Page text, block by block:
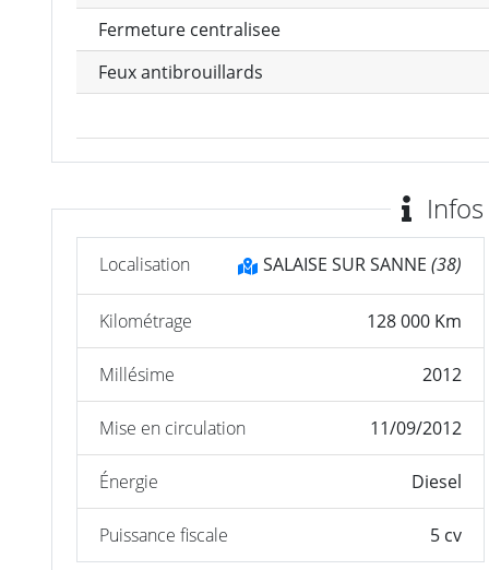
Fermeture centralisee
Feux antibrouillards
Localisation SALAISE SUR SANNE (38)
Kilométrage 128 000 Km
Millésime 2012
Mise en circulation 11/09/2012
Énergie Diesel
Puissance fiscale 5 cv